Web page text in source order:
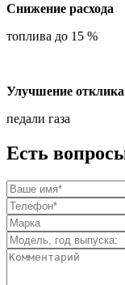
Снижение расхода
топлива до 15 %
Улучшение отклика
педали газа
Есть